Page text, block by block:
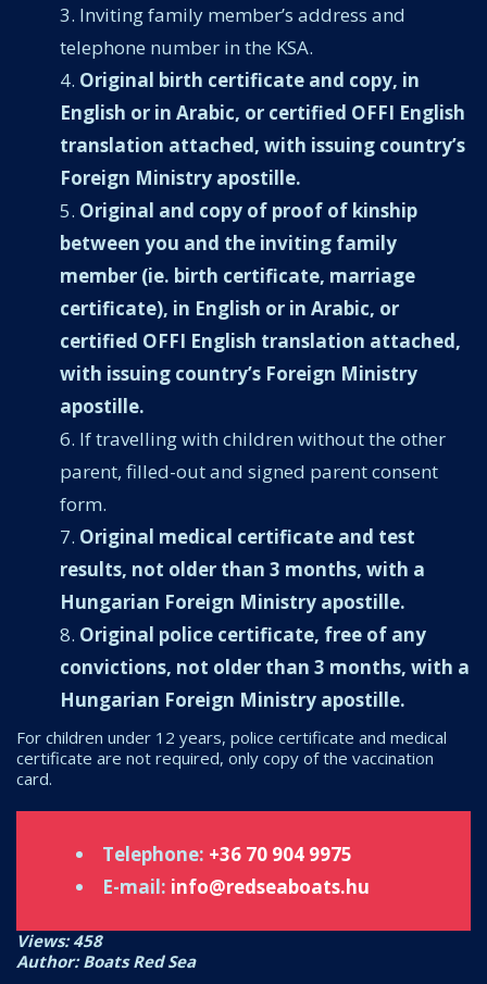
Inviting family member’s address and
telephone number in the KSA.
Original birth certificate and copy, in
English or in Arabic, or certified OFFI English
translation attached, with issuing country’s
Foreign Ministry apostille.
Original and copy of proof of kinship
between you and the inviting family
member (ie. birth certificate, marriage
certificate), in English or in Arabic, or
certified OFFI English translation attached,
with issuing country’s Foreign Ministry
apostille.
If travelling with children without the other
parent, filled-out and signed parent consent
form.
Original medical certificate and test
results, not older than 3 months, with a
Hungarian Foreign Ministry apostille.
Original police certificate, free of any
convictions, not older than 3 months, with a
Hungarian Foreign Ministry apostille.
For children under 12 years, police certificate and medical
certificate are not required, only copy of the vaccination
card.
Telephone: +36 70 904 9975
E-mail: info@redseaboats.hu
Views: 458
Author: Boats Red Sea